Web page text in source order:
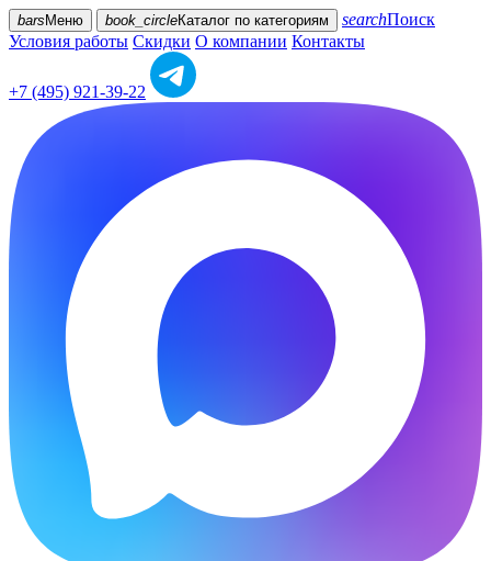
bars Меню book_circleКаталог по категориям searchПоиск
Условия работы Скидки О компании Контакты
+7 (495) 921-39-22